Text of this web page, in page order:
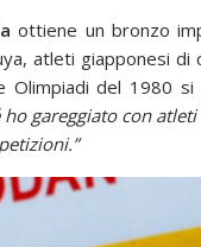
ottiene un bronzo
atleti giapponesi
Olimpiadi del 1980 si
gareggiato con